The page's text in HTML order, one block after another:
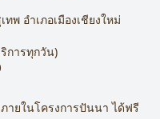
ทพ อำเภอเมืองเชียงใหม่
การทุกวัน)
ายในโครงการปันนา ได้ฟรี